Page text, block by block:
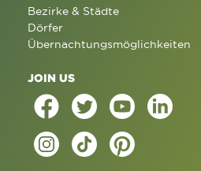
Bezirke & Städte
Dörfer
Übernachtungsmöglichkeiten
JOIN US